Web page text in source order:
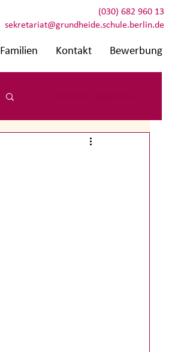
(030) 682 960 13
sekretariat@grundheide.schule.berlin.de
Familien Kontakt Bewerbung